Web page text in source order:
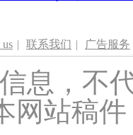
| 联系我们 | 广告服务
息，不
网站稿